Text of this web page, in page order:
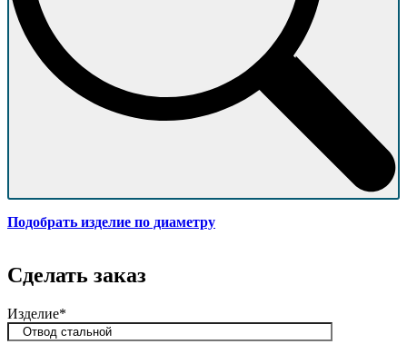
Подобрать изделие по диаметру
Сделать заказ
Изделие*